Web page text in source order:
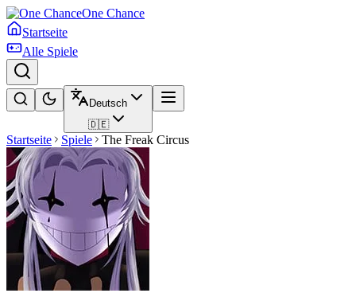
One Chance
Startseite
Alle Spiele
Deutsch
🇩🇪
Startseite Spiele The Freak Circus